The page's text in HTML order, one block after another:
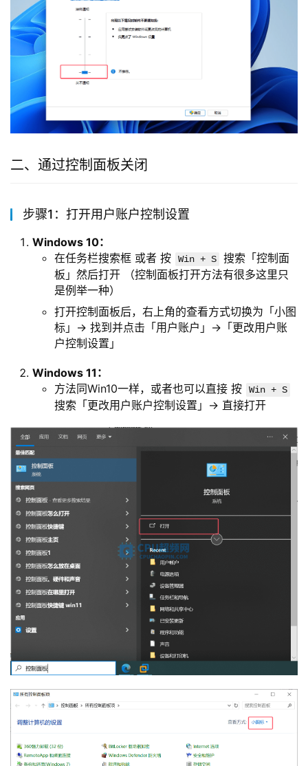
二、通过控制面板关闭
步骤1：打开用户账户控制设置
Windows 10：
在任务栏搜索框 或者 按
Win + S
搜索「控制面
板」然后打开 （控制面板打开方法有很多这里只
是例举一种）
打开控制面板后，右上角的查看方式切换为「小图
标」→ 找到并点击「用户账户」→「更改用户账
户控制设置」
Windows 11：
方法同Win10一样，或者也可以直接 按
Win + S
搜索「更改用户账户控制设置」→ 直接打开